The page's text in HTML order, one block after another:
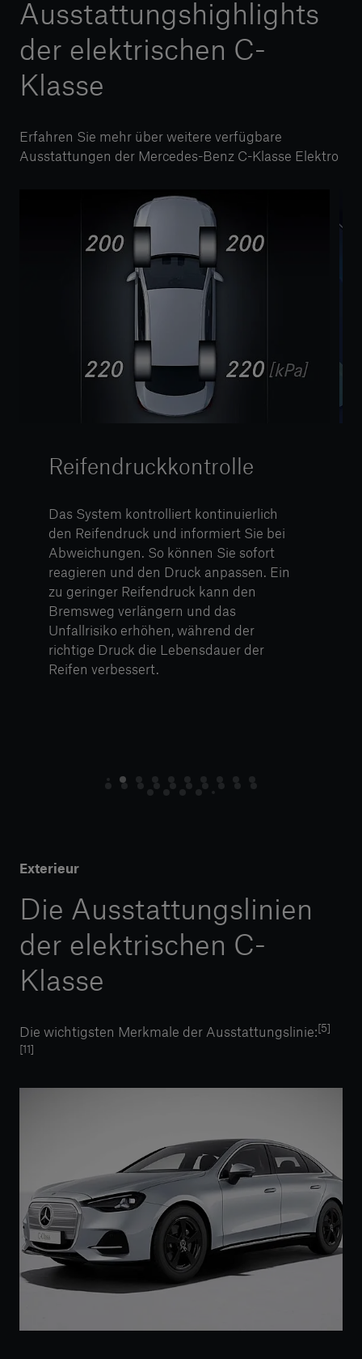
Ausstattungshighlights
der elektrischen C-
Klasse
Erfahren Sie mehr über weitere verfügbare
Ausstattungen der Mercedes-Benz C-Klasse Elektro
Reifendruckkontrolle
Das System kontrolliert kontinuierlich
den Reifendruck und informiert Sie bei
Abweichungen. So können Sie sofort
reagieren und den Druck anpassen. Ein
zu geringer Reifendruck kann den
Bremsweg verlängern und das
Unfallrisiko erhöhen, während der
richtige Druck die Lebensdauer der
Reifen verbessert.
Exterieur
Die Ausstattungslinien
der elektrischen C-
Klasse
Die wichtigsten Merkmale der Ausstattungslinie:[5]
[11]